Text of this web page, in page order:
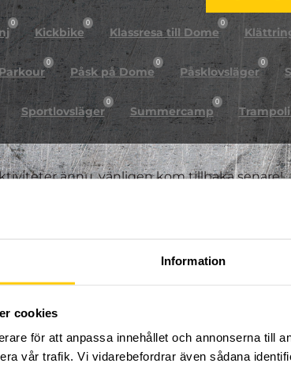
Information
cookies
för att anpassa innehållet och annonserna till
vår trafik. Vi vidarebefordrar även sådana
0
Kickbike
0
Klassresa till Dome
0
0
Påsk på Dome
0
Påsklovsläger
0
Sportlovsläger
0
Summercamp
0
ännu, vänligen kom tillbaka senare!